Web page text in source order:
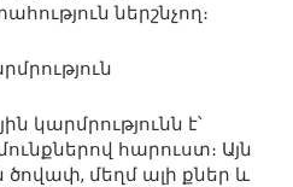
ներշնչող։
կարմրությունն է՝
հարուստ։ Այն
ծովափ, մեղմ ալի քներ և